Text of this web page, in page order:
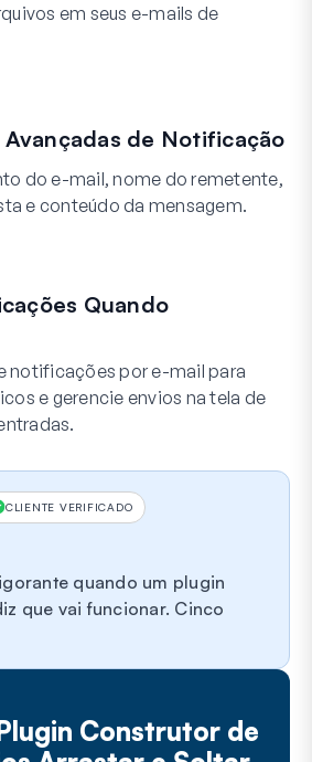
em seus e-mails de
de Notificação
do e-mail, nome do remetente,
e conteúdo da mensagem.
Quando
notificações por e-mail para
e gerencie envios na tela de
CLIENTE VERIFICADO
quando um plugin
que vai funcionar. Cinco
Construtor de